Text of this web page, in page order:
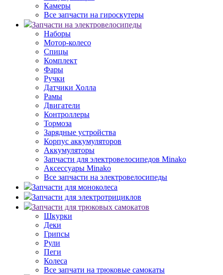
Камеры
Все запчасти на гироскутеры
Запчасти на электровелосипеды
Наборы
Мотор-колесо
Спицы
Комплект
Фары
Ручки
Датчики Холла
Рамы
Двигатели
Контроллеры
Тормоза
Зарядные устройства
Корпус аккумуляторов
Аккумуляторы
Запчасти для электровелосипедов Minako
Аксессуары Minako
Все запчасти на электровелосипеды
Запчасти для моноколеса
Запчасти для электротрициклов
Запчасти для трюковых самокатов
Шкурки
Деки
Грипсы
Рули
Пеги
Колеса
Все запчати на трюковые самокаты